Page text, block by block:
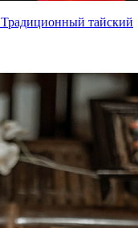
Традиционный тайский